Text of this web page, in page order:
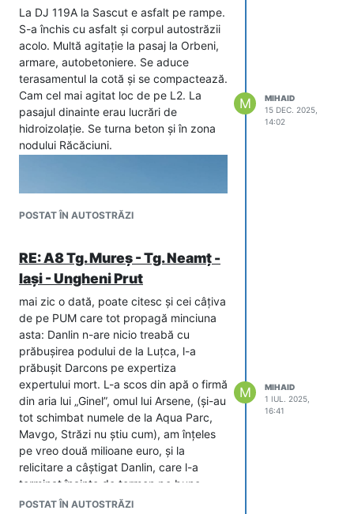
contracte de concesiune de servicii
privind utilarea/dotarea, operare și
întreținerea spațiilor pentru
servicii/parcărilor de lungă durată
pentru mai multe spații de pe
Autostrada A7.
CNAIR a mai transmis că este vorba
despre următoarele tronsoane:
Ploiești – Buzău Lot 2: Mizil – Pietroasele – Spațiile
Buzău – Focșani Lot 2: Vadu Pașii – Râmnicu Sărat –
La DJ 119A la Sascut e asfalt pe rampe.
S-a închis cu asfalt și corpul autostrăzii
acolo. Multă agitație la pasaj la Orbeni,
armare, autobetoniere. Se aduce
terasamentul la cotă și se compactează.
Cam cel mai agitat loc de pe L2. La
pasajul dinainte erau lucrări de
hidroizolație. Se turna beton și în zona
nodului Răcăciuni.
POSTAT ÎN AUTOSTRĂZI
M
MIHAID
15 DEC. 2025,
14:02
RE: A8 Tg. Mureș - Tg. Neamț -
Iași - Ungheni Prut
mai zic o dată, poate citesc și cei câțiva
de pe PUM care tot propagă minciuna
asta: Danlin n-are nicio treabă cu
prăbușirea podului de la Luțca, l-a
prăbușit Darcons pe expertiza
expertului mort. L-a scos din apă o firmă
din aria lui „Ginel”, omul lui Arsene, (și-au
tot schimbat numele de la Aqua Parc,
Mavgo, Străzi nu știu cum), am înțeles
pe vreo două milioane euro, și la
relicitare a câștigat Danlin, care l-a
terminat înainte de termen pe bune.
Acum e deschis. Danlin și Intertranscom
POSTAT ÎN AUTOSTRĂZI
M
MIHAID
1 IUL. 2025,
16:41